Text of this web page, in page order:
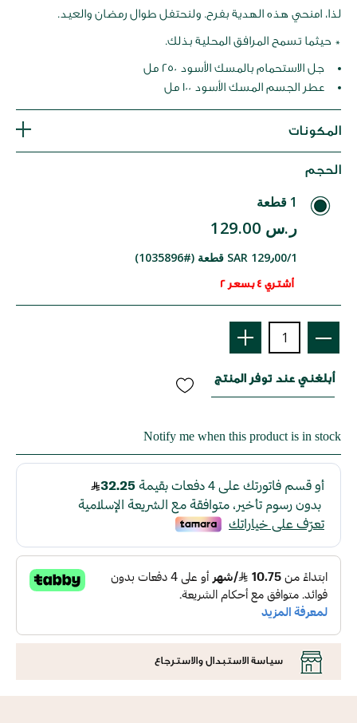
لذا، امنحي هذه الهدية بفرح. ولنحتفل طوال رمضان والعيد.
* حيثما تسمح المرافق المحلية بذلك.
جل الاستحمام بالمسك الأسود 250 مل
عطر الجسم المسك الأسود 100 مل
المكونات
الحجم
1 قطعة
ر.س 129.00
SAR 129٫00/1 قطعة (#1035896)
أشتري 4 بسعر 2
أبلغني عند توفر المنتج
Notify me when this product is in stock
سياسة الاستبدال والاسترجاع